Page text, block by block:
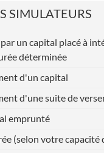
SIMULATEURS
un capital placé à
déterminée
d'un capital
d'une suite de
emprunté
(selon votre